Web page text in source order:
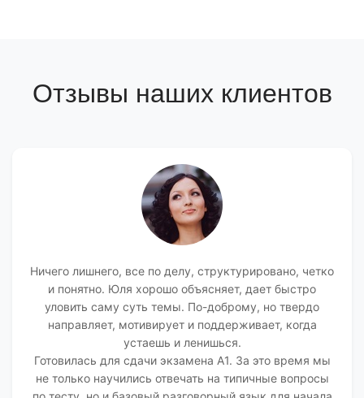
Отзывы наших клиентов
Ничего лишнего, все по делу, структурировано, четко
и понятно. Юля хорошо объясняет, дает быстро
уловить саму суть темы. По-доброму, но твердо
направляет, мотивирует и поддерживает, когда
устаешь и ленишься.
Готовилась для сдачи экзамена А1. За это время мы
не только научились отвечать на типичные вопросы